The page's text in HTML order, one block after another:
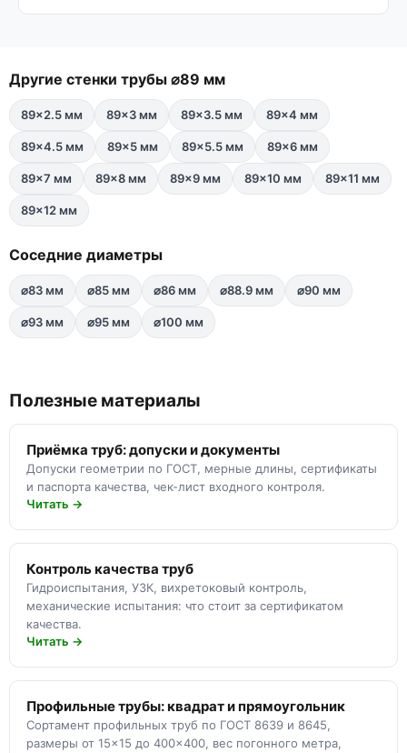
Другие стенки трубы ⌀89 мм
89×2.5 мм 89×3 мм 89×3.5 мм 89×4 мм
89×4.5 мм 89×5 мм 89×5.5 мм 89×6 мм
89×7 мм 89×8 мм 89×9 мм 89×10 мм 89×11 мм
89×12 мм
Соседние диаметры
⌀83 мм ⌀85 мм ⌀86 мм ⌀88.9 мм ⌀90 мм
⌀93 мм ⌀95 мм ⌀100 мм
Полезные материалы
Приёмка труб: допуски и документы
Допуски геометрии по ГОСТ, мерные длины, сертификаты
и паспорта качества, чек-лист входного контроля.
Читать →
Контроль качества труб
Гидроиспытания, УЗК, вихретоковый контроль,
механические испытания: что стоит за сертификатом
качества.
Читать →
Профильные трубы: квадрат и прямоугольник
Сортамент профильных труб по ГОСТ 8639 и 8645,
размеры от 15×15 до 400×400, вес погонного метра,